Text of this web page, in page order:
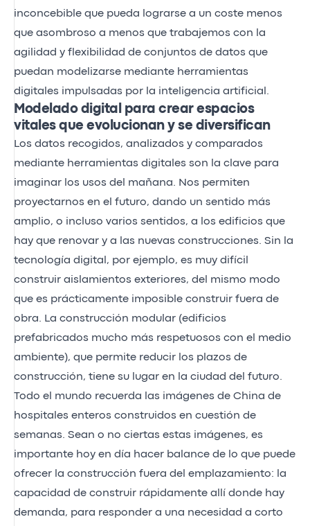
inconcebible que pueda lograrse a un coste menos
que asombroso a menos que trabajemos con la
agilidad y flexibilidad de conjuntos de datos que
puedan modelizarse mediante herramientas
digitales impulsadas por la inteligencia artificial.
Modelado digital para crear espacios
vitales que evolucionan y se diversifican
Los datos recogidos, analizados y comparados
mediante herramientas digitales son la clave para
imaginar los usos del mañana. Nos permiten
proyectarnos en el futuro, dando un sentido más
amplio, o incluso varios sentidos, a los edificios que
hay que renovar y a las nuevas construcciones. Sin la
tecnología digital, por ejemplo, es muy difícil
construir aislamientos exteriores, del mismo modo
que es prácticamente imposible construir fuera de
obra. La construcción modular (edificios
prefabricados mucho más respetuosos con el medio
ambiente), que permite reducir los plazos de
construcción, tiene su lugar en la ciudad del futuro.
Todo el mundo recuerda las imágenes de China de
hospitales enteros construidos en cuestión de
semanas. Sean o no ciertas estas imágenes, es
importante hoy en día hacer balance de lo que puede
ofrecer la construcción fuera del emplazamiento: la
capacidad de construir rápidamente allí donde hay
demanda, para responder a una necesidad a corto